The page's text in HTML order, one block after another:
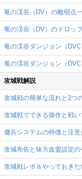
竜の渓谷（DV）の敵弱点
竜の渓谷（DV）のドロッ
竜の渓谷ダンジョン（
竜の渓谷ダンジョン（
攻城戦解説
攻城戦の簡単な流れと2つ
攻城戦でできる操作と戦
傭兵システムの特徴と注意
攻城布告と味方血盟設定の
攻城戦レポ＆やっておきた